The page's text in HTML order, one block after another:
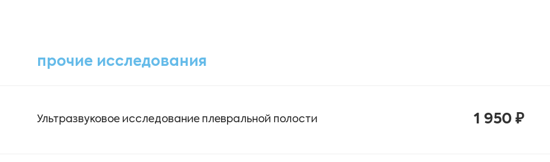
прочие исследования
Ультразвуковое исследование плевральной полости 1 950 ₽